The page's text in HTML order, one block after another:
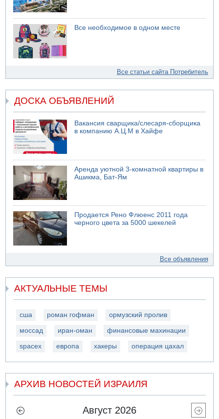
Все необходимое в одном месте
Все статьи сайта Потребитель
ДОСКА ОБЪЯВЛЕНИЙ
Вакансия сварщика/слесаря-сборщика
в компанию А.Ц.М в Хайфе
Аренда уютной 3-комнатной квартиры в
Ашикма, Бат-Ям
Продается Рено Флюенс 2011 года
черного цвета за 5000 шекелей
Все объявления
АКТУАЛЬНЫЕ ТЕМЫ
сша роман гофман ормузский пролив
моссад иран-оман финансовые махинации
spacex европа хакеры операция цахал
АРХИВ НОВОСТЕЙ ИЗРАИЛЯ
Август 2026